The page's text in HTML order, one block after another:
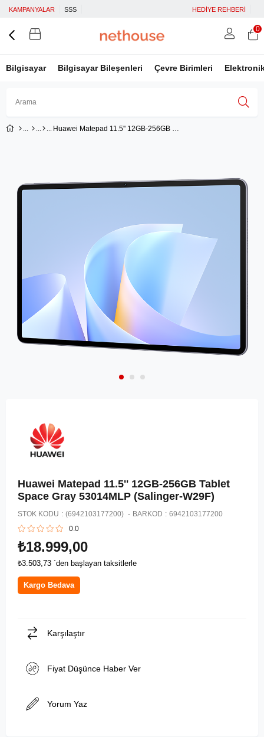
KAMPANYALAR SSS HEDİYE REHBERİ
Bilgisayar Bilgisayar Bileşenleri Çevre Birimleri
Üye Ol
0
Huawei Matepad 11.5'' 12GB-256GB Tablet Space Gray 53014MLP (Salinger-W29F)
Huawei Matepad 11.5'' 12GB-256GB Tablet
Space Gray 53014MLP (Salinger-W29F)
STOK KODU (6942103177200) BARKOD : 6942103177200
0.0
₺18.999,00
₺3.503,73 `den başlayan taksitlerle
Kargo Bedava
Karşılaştır
Fiyat Düşünce Haber Ver
Yorum Yaz